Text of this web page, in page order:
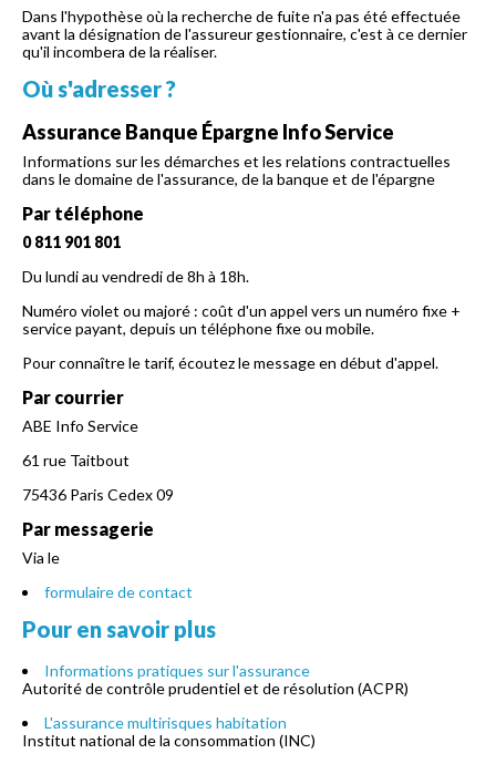
Dans l'hypothèse où la recherche de fuite n'a pas été effectuée
avant la désignation de l'assureur gestionnaire, c'est à ce dernier
qu'il incombera de la réaliser.
Où s'adresser ?
Assurance Banque Épargne Info Service
Informations sur les démarches et les relations contractuelles
dans le domaine de l'assurance, de la banque et de l'épargne
Par téléphone
0 811 901 801
Du lundi au vendredi de 8h à 18h.
Numéro violet ou majoré : coût d'un appel vers un numéro fixe +
service payant, depuis un téléphone fixe ou mobile.
Pour connaître le tarif, écoutez le message en début d'appel.
Par courrier
ABE Info Service
61 rue Taitbout
75436 Paris Cedex 09
Par messagerie
Via le
formulaire de contact
Pour en savoir plus
Informations pratiques sur l'assurance
Autorité de contrôle prudentiel et de résolution (ACPR)
L'assurance multirisques habitation
Institut national de la consommation (INC)